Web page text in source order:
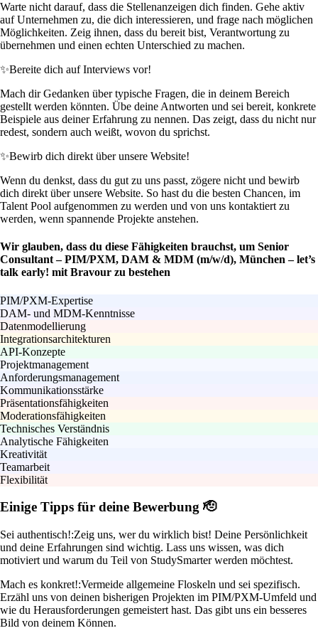
Warte nicht darauf, dass die Stellenanzeigen dich finden. Gehe aktiv
auf Unternehmen zu, die dich interessieren, und frage nach möglichen
Möglichkeiten. Zeig ihnen, dass du bereit bist, Verantwortung zu
übernehmen und einen echten Unterschied zu machen.
✨Bereite dich auf Interviews vor!
Mach dir Gedanken über typische Fragen, die in deinem Bereich
gestellt werden könnten. Übe deine Antworten und sei bereit, konkrete
Beispiele aus deiner Erfahrung zu nennen. Das zeigt, dass du nicht nur
redest, sondern auch weißt, wovon du sprichst.
✨Bewirb dich direkt über unsere Website!
Wenn du denkst, dass du gut zu uns passt, zögere nicht und bewirb
dich direkt über unsere Website. So hast du die besten Chancen, im
Talent Pool aufgenommen zu werden und von uns kontaktiert zu
werden, wenn spannende Projekte anstehen.
Wir glauben, dass du diese Fähigkeiten brauchst, um Senior
Consultant – PIM/PXM, DAM & MDM (m/w/d), München – let’s
talk early! mit Bravour zu bestehen
PIM/PXM-Expertise
DAM- und MDM-Kenntnisse
Datenmodellierung
Integrationsarchitekturen
API-Konzepte
Projektmanagement
Anforderungsmanagement
Kommunikationsstärke
Präsentationsfähigkeiten
Moderationsfähigkeiten
Technisches Verständnis
Analytische Fähigkeiten
Kreativität
Teamarbeit
Flexibilität
Einige Tipps für deine Bewerbung 🫡
Sei authentisch!:Zeig uns, wer du wirklich bist! Deine Persönlichkeit
und deine Erfahrungen sind wichtig. Lass uns wissen, was dich
motiviert und warum du Teil von StudySmarter werden möchtest.
Mach es konkret!:Vermeide allgemeine Floskeln und sei spezifisch.
Erzähl uns von deinen bisherigen Projekten im PIM/PXM-Umfeld und
wie du Herausforderungen gemeistert hast. Das gibt uns ein besseres
Bild von deinem Können.